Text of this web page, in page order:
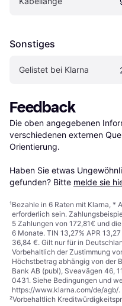
Sonstiges
Gelistet bei Klarna
Feedback
Die oben angegebenen
verschiedenen externen
Orientierung.
Haben Sie etwas
gefunden? Bitte melde sie
¹Bezahle in 6 Raten mit Klarna, *
erforderlich sein.
5 Zahlungen von 172,81€ und
6 Monate. TIN 13,27% APR
36,84 €. Gilt nur für in
Vorbehaltlich der Zustimmung
Höchstbetrag abhängig von der
Bank AB (publ), Sveavägen 46,
0431. Siehe Bedingungen und
https://www.klarna.com/de/agb/.
²Vorbehaltlich